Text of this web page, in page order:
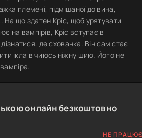
племені, підмішаної до вина,
На що здатен Кріс, щоб урятувати
на вампірів, Кріс вступає в
де схованка. Він сам стає
ікла в чиюсь ніжну шию. Його не
онлайн безкоштовно
НЕ